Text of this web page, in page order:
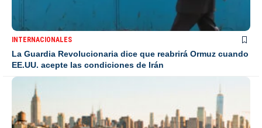
INTERNACIONALES
La Guardia Revolucionaria dice que reabrirá Ormuz cuando
EE.UU. acepte las condiciones de Irán